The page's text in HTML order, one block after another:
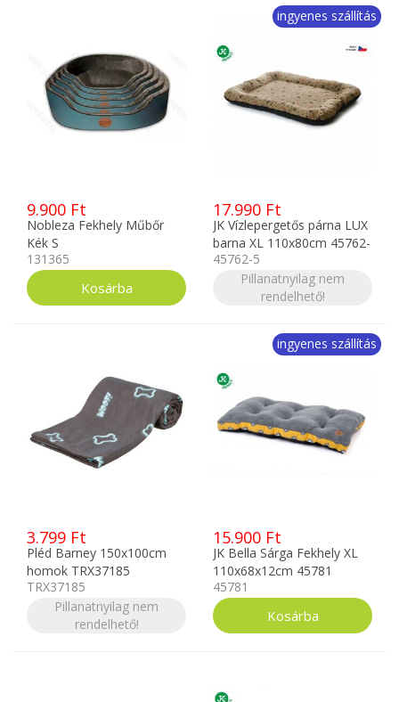
9.900 Ft
Nobleza Fekhely Műbőr
Kék S
131365
ingyenes szállítás
17.990 Ft
JK Vízlepergetős párna LUX
barna XL 110x80cm 45762-
5
45762-5
Pillanatnyilag nem
rendelhető!
3.799 Ft
Pléd Barney 150x100cm
homok TRX37185
TRX37185
Pillanatnyilag nem
rendelhető!
ingyenes szállítás
15.900 Ft
JK Bella Sárga Fekhely XL
110x68x12cm 45781
45781